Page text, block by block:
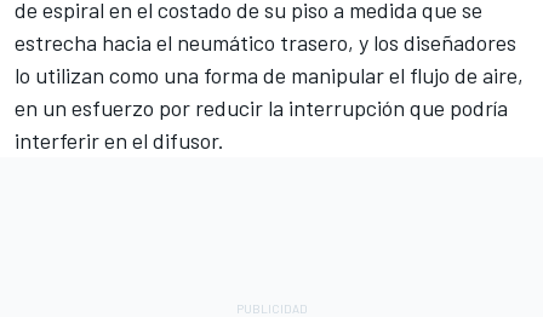
de espiral en el costado de su piso a medida que se
estrecha hacia el neumático trasero, y los diseñadores
lo utilizan como una forma de manipular el flujo de aire,
en un esfuerzo por reducir la interrupción que podría
interferir en el difusor.